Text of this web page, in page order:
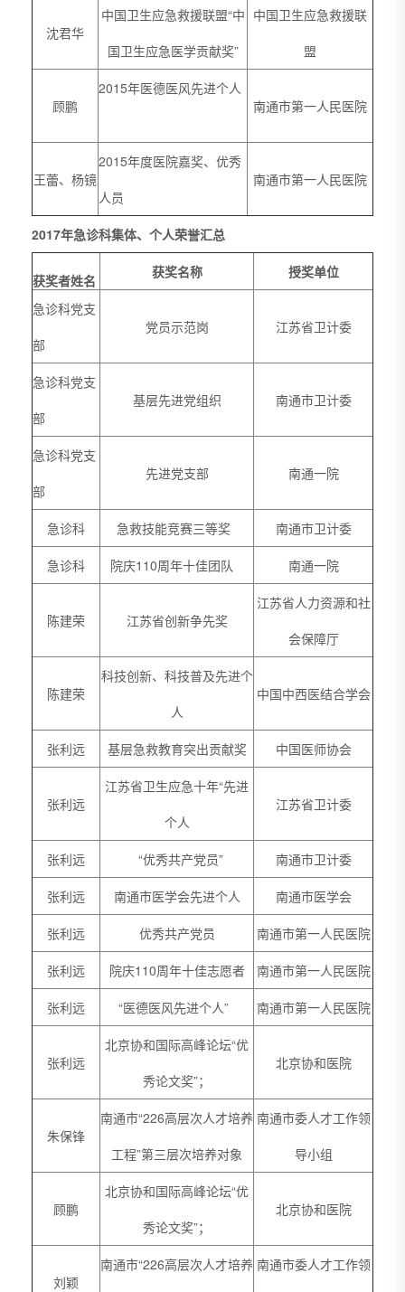
沈君华
中国卫生应急救援联盟“中
国卫生应急医学贡献奖”
中国卫生应急救援联
盟
顾鹏
2015年医德医风先进个人
南通市第一人民医院
王蕾、杨镜
2015年度医院嘉奖、优秀
人员
南通市第一人民医院
2017年急诊科集体、个人荣誉汇总
获奖者姓名 获奖名称 授奖单位
急诊科党支
部
党员示范岗 江苏省卫计委
急诊科党支
部
基层先进党组织 南通市卫计委
急诊科党支
部
先进党支部 南通一院
急诊科 急救技能竞赛三等奖 南通市卫计委
急诊科 院庆110周年十佳团队 南通一院
陈建荣 江苏省创新争先奖
江苏省人力资源和社
会保障厅
陈建荣
科技创新、科技普及先进个
人
中国中西医结合学会
张利远 基层急救教育突出贡献奖 中国医师协会
张利远
江苏省卫生应急十年“先进
个人
江苏省卫计委
张利远 “优秀共产党员” 南通市卫计委
张利远 南通市医学会先进个人 南通市医学会
张利远 优秀共产党员 南通市第一人民医院
张利远 院庆110周年十佳志愿者 南通市第一人民医院
张利远 “医德医风先进个人” 南通市第一人民医院
张利远
北京协和国际高峰论坛“优
秀论文奖”；
北京协和医院
朱保锋
南通市“226高层次人才培养
工程”第三层次培养对象
南通市委人才工作领
导小组
顾鹏
北京协和国际高峰论坛“优
秀论文奖”；
北京协和医院
刘颖
南通市“226高层次人才培养 南通市委人才工作领